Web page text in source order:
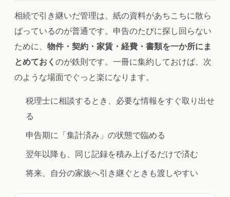
相続で引き継いだ管理は、紙の資料があちこちに散ら
ばっているのが普通です。申告のたびに探し回らない
ために、 物件・契約・家賃・経費・書類を一か所にま
とめておく のが鉄則です。一冊に集約しておけば、次
のような場面でぐっと楽になります。
税理士に相談するとき、必要な情報をすぐ取り出せ
る
申告期に「集計済み」の状態で臨める
翌年以降も、同じ記録を積み上げるだけで済む
将来、自分の家族へ引き継ぐときも渡しやすい